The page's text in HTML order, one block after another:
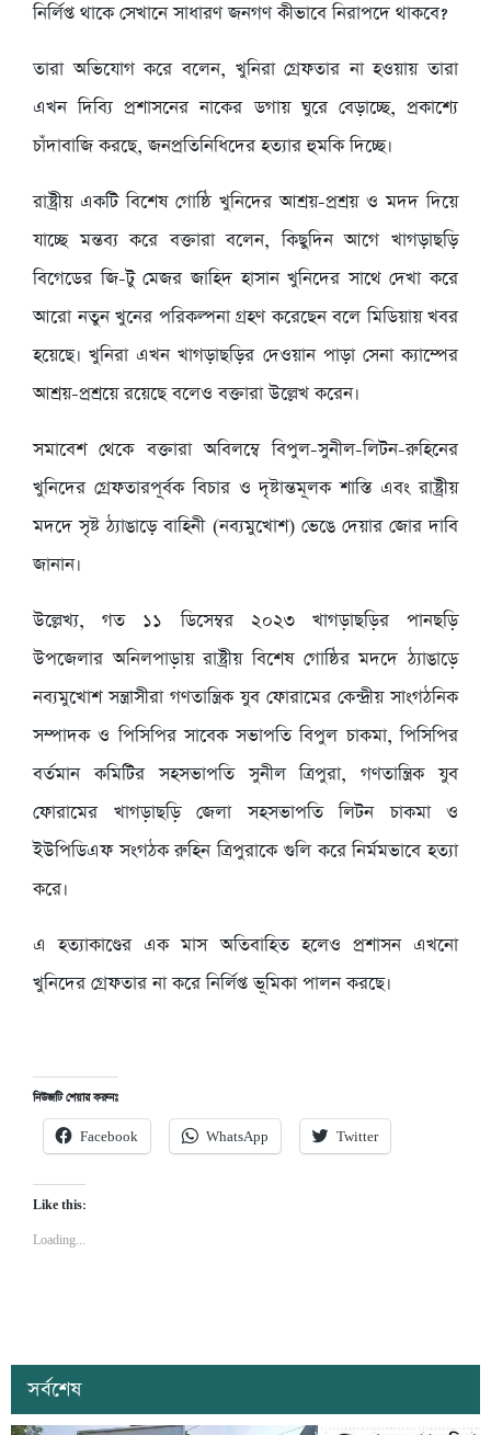
নির্লিপ্ত থাকে সেখানে সাধারণ জনগণ কীভাবে নিরাপদে থাকবে?
তারা অভিযোগ করে বলেন, খুনিরা গ্রেফতার না হওয়ায় তারা
এখন দিব্যি প্রশাসনের নাকের ডগায় ঘুরে বেড়াচ্ছে, প্রকাশ্যে
চাঁদাবাজি করছে, জনপ্রতিনিধিদের হত্যার হুমকি দিচ্ছে।
রাষ্ট্রীয় একটি বিশেষ গোষ্ঠি খুনিদের আশ্রয়-প্রশ্রয় ও মদদ দিয়ে
যাচ্ছে মন্তব্য করে বক্তারা বলেন, কিছুদিন আগে খাগড়াছড়ি
বিগেডের জি-টু মেজর জাহিদ হাসান খুনিদের সাথে দেখা করে
আরো নতুন খুনের পরিকল্পনা গ্রহণ করেছেন বলে মিডিয়ায় খবর
হয়েছে। খুনিরা এখন খাগড়াছড়ির দেওয়ান পাড়া সেনা ক্যাম্পের
আশ্রয়-প্রশ্রয়ে রয়েছে বলেও বক্তারা উল্লেখ করেন।
সমাবেশ থেকে বক্তারা অবিলম্বে বিপুল-সুনীল-লিটন-রুহিনের
খুনিদের গ্রেফতারপূর্বক বিচার ও দৃষ্টান্তমূলক শাস্তি এবং রাষ্ট্রীয়
মদদে সৃষ্ট ঠ্যাঙাড়ে বাহিনী (নব্যমুখোশ) ভেঙে দেয়ার জোর দাবি
জানান।
উল্লেখ্য, গত ১১ ডিসেম্বর ২০২৩ খাগড়াছড়ির পানছড়ি
উপজেলার অনিলপাড়ায় রাষ্ট্রীয় বিশেষ গোষ্ঠির মদদে ঠ্যাঙাড়ে
নব্যমুখোশ সন্ত্রাসীরা গণতান্ত্রিক যুব ফোরামের কেন্দ্রীয় সাংগঠনিক
সম্পাদক ও পিসিপির সাবেক সভাপতি বিপুল চাকমা, পিসিপির
বর্তমান কমিটির সহসভাপতি সুনীল ত্রিপুরা, গণতান্ত্রিক যুব
ফোরামের খাগড়াছড়ি জেলা সহসভাপতি লিটন চাকমা ও
ইউপিডিএফ সংগঠক রুহিন ত্রিপুরাকে গুলি করে নির্মমভাবে হত্যা
করে।
এ হত্যাকাণ্ডের এক মাস অতিবাহিত হলেও প্রশাসন এখনো
খুনিদের গ্রেফতার না করে নির্লিপ্ত ভূমিকা পালন করছে।
নিউজটি শেয়ার করুনঃ
Facebook WhatsApp Twitter
Like this:
Loading...
সর্বশেষ